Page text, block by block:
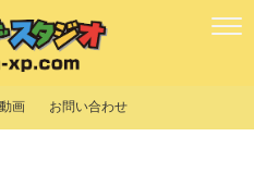
画 お問い合わせ